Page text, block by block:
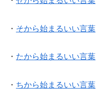
・ そから始まるいい言葉
・ たから始まるいい言葉
・ ちから始まるいい言葉